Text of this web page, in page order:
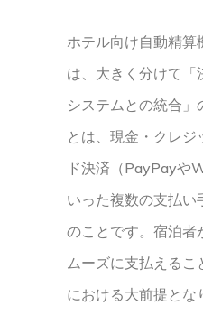
ホテル向け自動精算
は、大きく分けて「
システムとの統合
とは、現金・クレ
ド決済（PayPayや
いった複数の支払
のことです。宿泊者
ムーズに支払える
における大前提とな